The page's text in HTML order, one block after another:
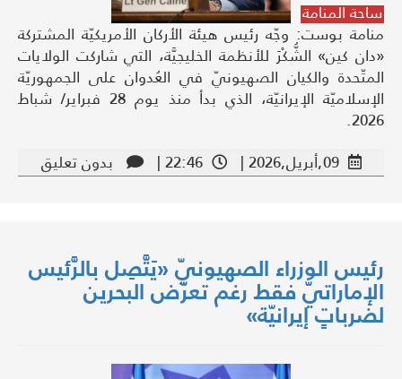
ساحة المنامة
منامة بوست: وجّه رئيس هيئة الأركان الأمريكيّة المشتركة
«دان كين» الشُّكْرَ للأنظمة الخليجيَّة، التي شاركت الولايات
المتّحدة والكيان الصهيونيّ في العُدوان على الجمهوريّة
الإسلاميّة الإيرانيّة، الذي بدأ منذ يوم 28 فبراير/ شباط
2026.
09,أبريل,2026 |
22:46 | بدون تعليق
رئيس الوزراء الصهيونيّ «يَتَّصِل بالرَّئيس
الإماراتيّ فقط رغم تعرّض البحرين
لضرباتٍ إيرانيّة»